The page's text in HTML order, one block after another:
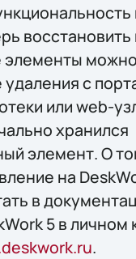
восстановить
с
или web-
хранился
элемент. О
на
в
5 в личном
.